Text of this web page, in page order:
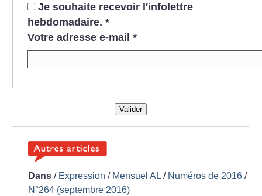
Je souhaite recevoir l'infolettre
hebdomadaire. *
Votre adresse e-mail *
Valider
Dans / Expression / Mensuel AL / Numéros de 2016 /
N°264 (septembre 2016)